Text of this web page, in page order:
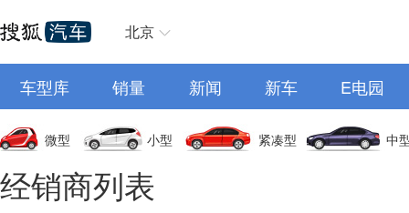
北京
车型库 销量 新闻 新车 E电园
微型 小型 紧凑型 中
经销商列表